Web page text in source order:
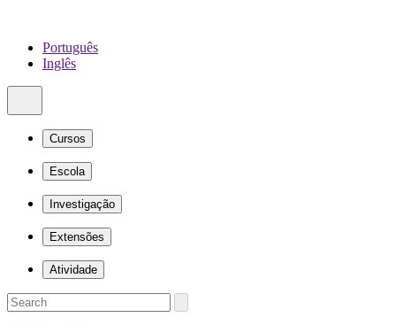
Português
Inglês
Cursos
Escola
Investigação
Extensões
Atividade